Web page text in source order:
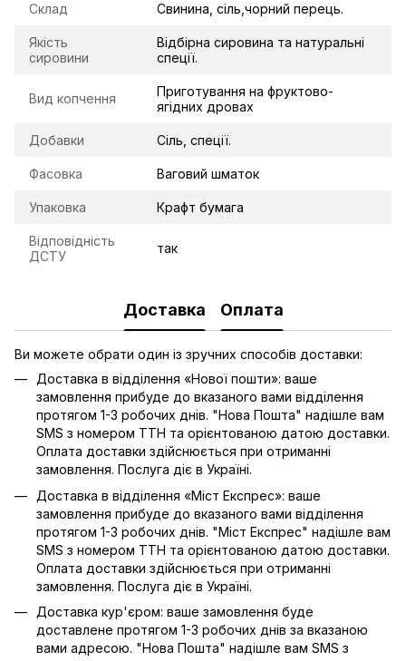
Склад Свинина, сіль,чорний перець.
Якість
сировини
Відбірна сировина та натуральні
спеції.
Вид копчення
Приготування на фруктово-
ягідних дровах
Добавки Сіль, спеції.
Фасовка Ваговий шматок
Упаковка Крафт бумага
Відповідність
ДСТУ
так
Доставка Оплата
Ви можете обрати один із зручних способів доставки:
Доставка в відділення «Нової пошти»: ваше
замовлення прибуде до вказаного вами відділення
протягом 1-3 робочих днів. "Нова Пошта" надішле вам
SMS з номером ТТН та орієнтованою датою доставки.
Оплата доставки здійснюється при отриманні
замовлення. Послуга діє в Україні.
Доставка в відділення «Міст Експрес»: ваше
замовлення прибуде до вказаного вами відділення
протягом 1-3 робочих днів. "Міст Експрес" надішле вам
SMS з номером ТТН та орієнтованою датою доставки.
Оплата доставки здійснюється при отриманні
замовлення. Послуга діє в Україні.
Доставка кур'єром: ваше замовлення буде
доставлене протягом 1-3 робочих днів за вказаною
вами адресою. "Нова Пошта" надішле вам SMS з